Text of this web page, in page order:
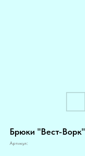
Брюки "Вест-Ворк"
Артикул: